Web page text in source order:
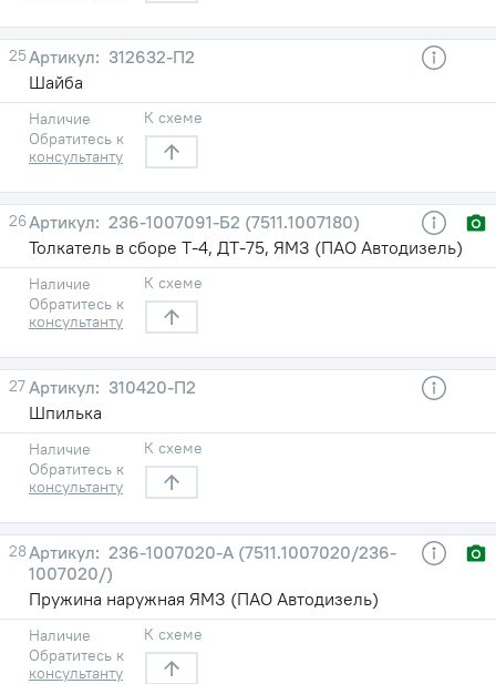
25
312632-П2
Шайба
Наличие
Обратитесь к
консультанту
К схеме
26
236-1007091-Б2 (7511.1007180)
Толкатель в сборе Т-4, ДТ-75, ЯМЗ (ПАО Автодизель)
Наличие
Обратитесь к
консультанту
К схеме
27
310420-П2
Шпилька
Наличие
Обратитесь к
консультанту
К схеме
28
236-1007020-А (7511.1007020/236-
1007020/)
Пружина наружная ЯМЗ (ПАО Автодизель)
Наличие
Обратитесь к
консультанту
К схеме